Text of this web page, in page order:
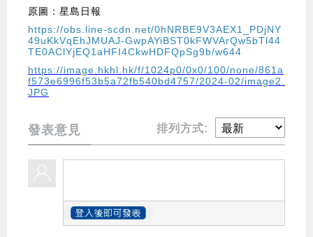
原圖：星島日報
https://obs.line-scdn.net/0hNRBE9V3AEX1_PDjNY
49uKkVqEhJMUAJ-GwpAYiBST0kFWVArQw5bTl44
TE0AClYjEQ1aHFI4CkwHDFQpSg9b/w644
https://image.hkhl.hk/f/1024p0/0x0/100/none/861a
f573e6996f53b5a72fb540bd4757/2024-02/image2.
JPG
發表意見 排列方式: